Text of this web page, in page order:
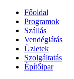
Főoldal
Programok
Szállás
Vendéglátás
Üzletek
Szolgáltatás
Építőipar